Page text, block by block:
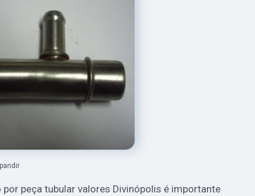
por peça tubular valores Divinópolis é importante